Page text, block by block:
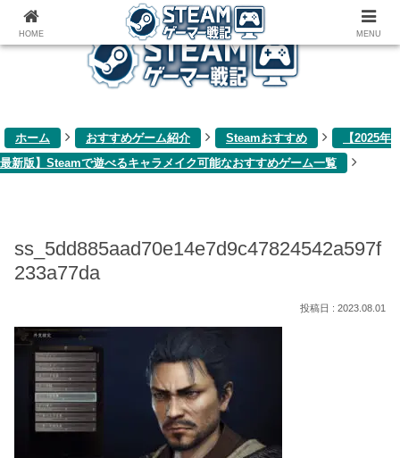
ゲーム関連雑記ブログ
ホーム おすすめゲーム紹介 Steamおすすめ
【2025年
最新版】Steamで遊べるキャラメイク可能なおすすめゲーム一覧
ss_5dd885aad70e14e7d9c47824542a597f
233a77da
2023.08.01
HOME MENU